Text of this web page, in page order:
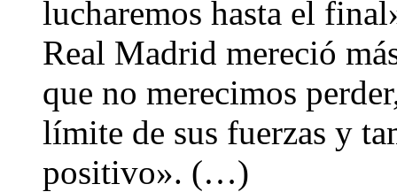
lucharemos hasta el
Real Madrid mereció
que no merecimos
límite de sus fuerzas y
positivo». (…)